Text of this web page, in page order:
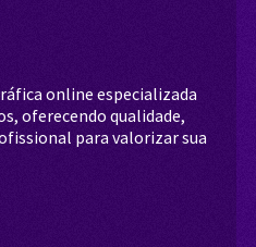
online especializada
oferecendo qualidade,
para valorizar sua